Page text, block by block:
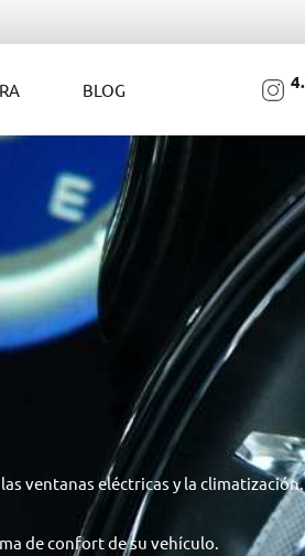
BLOG
ventanas eléctricas y la
de confort de su vehículo.